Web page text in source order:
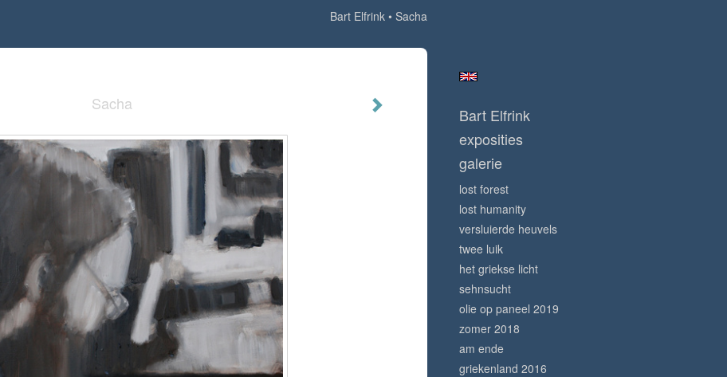
Bart Elfrink Sacha
Sacha
Bart Elfrink
exposities
galerie
lost forest
lost humanity
versluierde heuvels
twee luik
het griekse licht
sehnsucht
olie op paneel 2019
zomer 2018
am ende
griekenland 2016